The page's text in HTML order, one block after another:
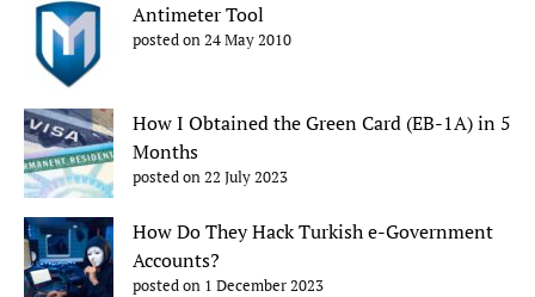
Antimeter Tool
posted on 24 May 2010
How I Obtained the Green Card (EB-1A) in 5
Months
posted on 22 July 2023
How Do They Hack Turkish e-Government
Accounts?
posted on 1 December 2023